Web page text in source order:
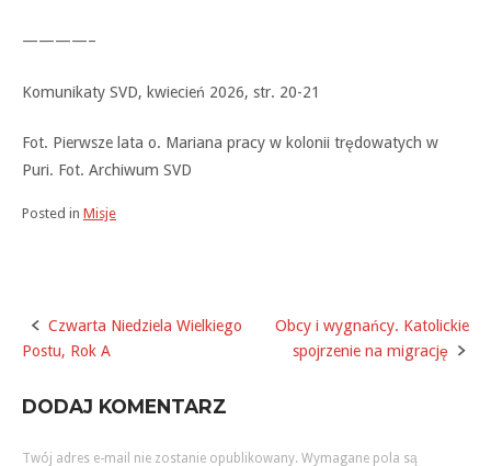
————–
Komunikaty SVD, kwiecień 2026, str. 20-21
Fot. Pierwsze lata o. Mariana pracy w kolonii trędowatych w
Puri. Fot. Archiwum SVD
Posted in Misje
Post
Czwarta Niedziela Wielkiego
Postu, Rok A
Obcy i wygnańcy. Katolickie
spojrzenie na migrację
DODAJ KOMENTARZ
Twój adres e-mail nie zostanie opublikowany. Wymagane pola są